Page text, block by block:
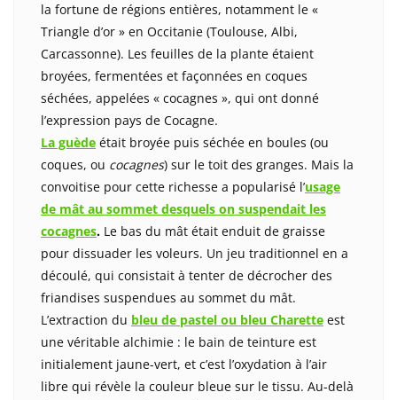
la fortune de régions entières, notamment le «
Triangle d’or » en Occitanie (Toulouse, Albi,
Carcassonne). Les feuilles de la plante étaient
broyées, fermentées et façonnées en coques
séchées, appelées « cocagnes », qui ont donné
l’expression pays de Cocagne.
La guède était broyée puis séchée en boules (ou
coques, ou cocagnes) sur le toit des granges. Mais la
convoitise pour cette richesse a popularisé l’usage
de mât au sommet desquels on suspendait les
cocagnes. Le bas du mât était enduit de graisse
pour dissuader les voleurs. Un jeu traditionnel en a
découlé, qui consistait à tenter de décrocher des
friandises suspendues au sommet du mât.
L’extraction du bleu de pastel ou bleu Charette est
une véritable alchimie : le bain de teinture est
initialement jaune-vert, et c’est l’oxydation à l’air
libre qui révèle la couleur bleue sur le tissu. Au-delà